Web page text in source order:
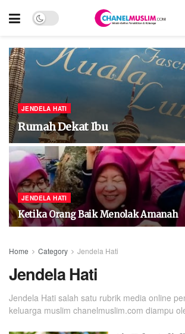
JENDELA HATI
Rumah Dekat Ibu
JENDELA HATI
Ketika Orang Baik Menolak Amanah
Home Category Jendela Hati
Jendela Hati
Jendela Hati salah satu rubrik media online
keluarga muslim chanelmuslim.com diampu